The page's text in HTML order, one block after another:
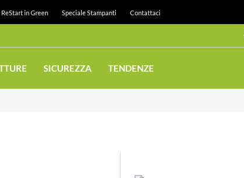
ReStart in Green Speciale Stampanti Contattaci
SICUREZZA TENDENZE